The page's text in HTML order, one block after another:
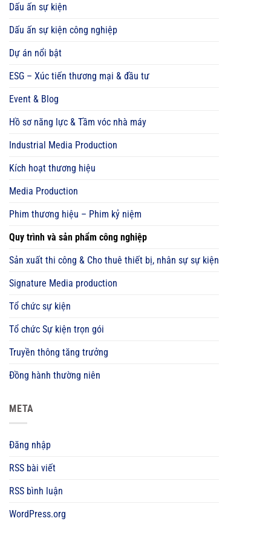
Dấu ấn sự kiện
Dấu ấn sự kiện công nghiệp
Dự án nổi bật
ESG – Xúc tiến thương mại & đầu tư
Event & Blog
Hồ sơ năng lực & Tầm vóc nhà máy
Industrial Media Production
Kích hoạt thương hiệu
Media Production
Phim thương hiệu – Phim kỷ niệm
Quy trình và sản phẩm công nghiệp
Sản xuất thi công & Cho thuê thiết bị, nhân sự sự kiện
Signature Media production
Tổ chức sự kiện
Tổ chức Sự kiện trọn gói
Truyền thông tăng trưởng
Đồng hành thường niên
META
Đăng nhập
RSS bài viết
RSS bình luận
WordPress.org